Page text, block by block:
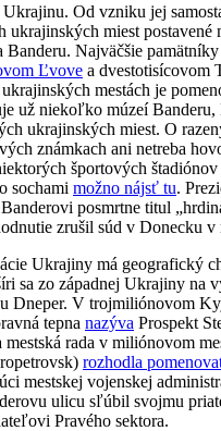
Ukrajinu. Od vzniku jej
ukrajinských miest postavené
Banderu. Najväčšie pamätníky
Ľvove a dvestotisícovom
mestách je
už niekoľko múzeí Banderu,
ukrajinských miest. O
známkach ani netreba
športových
sochami možno nájsť tu.
posmrtne titul
zrušil súd v Donecku v
Ukrajiny má geografický
sa zo západnej Ukrajiny na
Dneper. V trojmiliónovom
tepna nazýva Prospekt
rada v miliónovom
rozhodla
mestskej vojenskej
ulicu sľúbil svojmu
Pravého sektora.